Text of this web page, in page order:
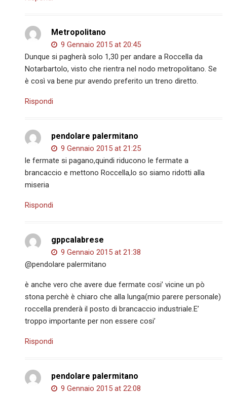
Metropolitano
9 Gennaio 2015 at 20:45
Dunque si pagherà solo 1,30 per andare a Roccella da
Notarbartolo, visto che rientra nel nodo metropolitano. Se
è così va bene pur avendo preferito un treno diretto.
Rispondi
pendolare palermitano
9 Gennaio 2015 at 21:25
le fermate si pagano,quindi riducono le fermate a
brancaccio e mettono Roccella,lo so siamo ridotti alla
miseria
Rispondi
gppcalabrese
9 Gennaio 2015 at 21:38
@pendolare palermitano
è anche vero che avere due fermate cosi’ vicine un pò
stona perchè è chiaro che alla lunga(mio parere personale)
roccella prenderà il posto di brancaccio industriale.E’
troppo importante per non essere cosi’
Rispondi
pendolare palermitano
9 Gennaio 2015 at 22:08